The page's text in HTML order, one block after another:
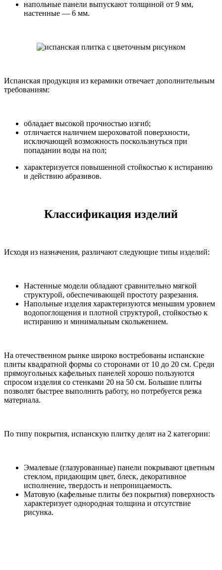
напольные панели выпускают толщиной от 9 мм,
настенные — 6 мм.
Испанская продукция из керамики отвечает дополнительным
требованиям:
обладает высокой прочностью изгиб;
отличается наличием шероховатой поверхности,
исключающей возможность поскользнуться при
попадании воды на пол;
характеризуется повышенной стойкостью к истиранию
и действию абразивов.
Классификация изделий
Исходя из назначения, различают следующие типы изделий:
Настенные модели обладают сравнительно мягкой
структурой, обеспечивающей простоту разрезания.
Напольные изделия характеризуются меньшим уровнем
водопоглощения и плотной структурой, стойкостью к
истиранию и минимальным скольжением.
На отечественном рынке широко востребованы испанские
плиты квадратной формы со сторонами от 10 до 20 см. Среди
прямоугольных кафельных панелей хорошо пользуются
спросом изделия со стенками 20 на 50 см. Большие плиты
позволят быстрее выполнить работу, но потребуется резка
материала.
По типу покрытия, испанскую плитку делят на 2 категории:
Эмалевые (глазурованные) панели покрывают цветным
стеклом, придающим цвет, блеск, декоративное
исполнение, твердость и непроницаемость.
Матовую (кафельные плиты без покрытия) поверхность
характеризует однородная толщина и отсутствие
рисунка.